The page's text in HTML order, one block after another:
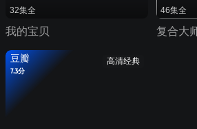
32集全
我的宝贝
46集全
复合大
高清经典
豆瓣
7.3分